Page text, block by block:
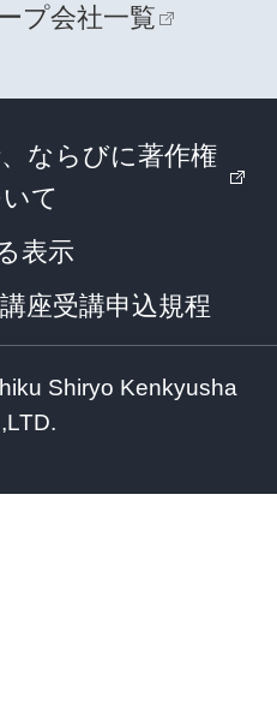
プ会社一覧
ならびに著作権
て
表示
講座受講申込規程
Shiryo Kenkyusha